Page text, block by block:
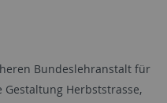
Bundeslehranstalt für
Herbststrasse,